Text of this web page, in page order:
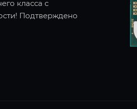
класса с
Подтверждено